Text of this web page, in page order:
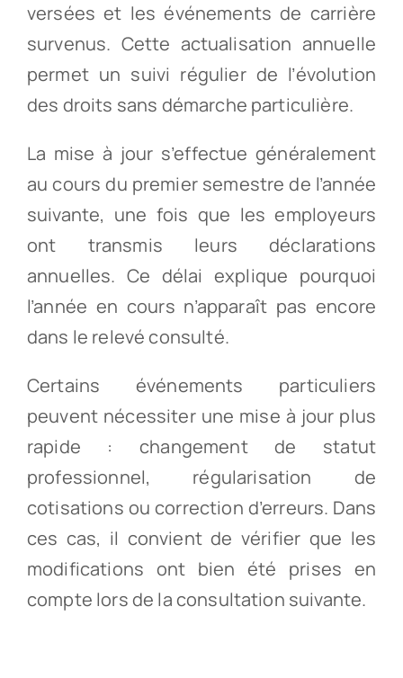
versées et les événements de carrière
survenus. Cette actualisation annuelle
permet un suivi régulier de l’évolution
des droits sans démarche particulière.
La mise à jour s’effectue généralement
au cours du premier semestre de l’année
suivante, une fois que les employeurs
ont transmis leurs déclarations
annuelles. Ce délai explique pourquoi
l’année en cours n’apparaît pas encore
dans le relevé consulté.
Certains événements particuliers
peuvent nécessiter une mise à jour plus
rapide : changement de statut
professionnel, régularisation de
cotisations ou correction d’erreurs. Dans
ces cas, il convient de vérifier que les
modifications ont bien été prises en
compte lors de la consultation suivante.